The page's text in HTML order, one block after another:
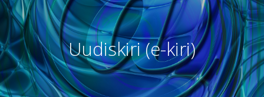
Uudiskiri (e-kiri)